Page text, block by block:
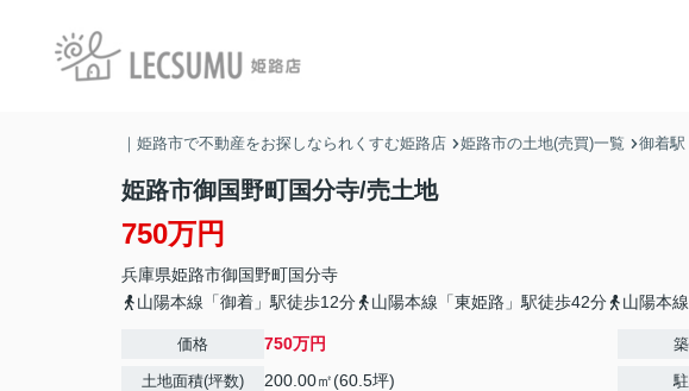
｜姫路市で不動産をお探しなられくすむ姫路店 姫路市の土地(売買)一覧 御着駅
姫路市御国野町国分寺/売土地
750万円
兵庫県姫路市御国野町国分寺
山陽本線「御着」駅徒歩12分
山陽本線「東姫路」駅徒歩42分 山陽本
価格 750万円
土地面積(坪数) 200.00㎡(60.5坪)